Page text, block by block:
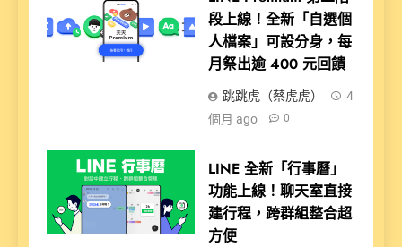
段上線！全新「自選個
人檔案」可設分身，每
月祭出逾 400 元回饋
跳跳虎（蔡虎虎）
4
個月 ago
0
LINE 全新「行事曆」
功能上線！聊天室直接
建行程，跨群組整合超
方便